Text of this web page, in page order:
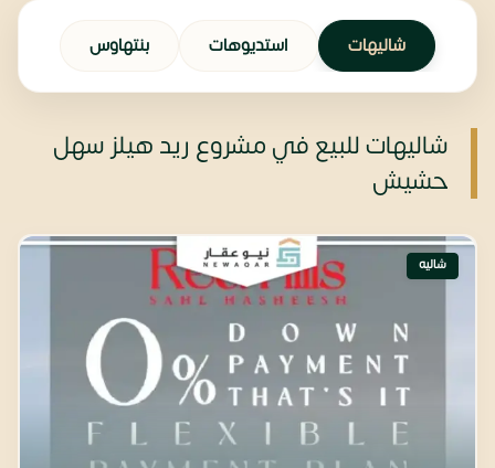
شاليهات استديوهات بنتهاوس
شاليهات للبيع في مشروع ريد هيلز سهل
حشيش
شاليه